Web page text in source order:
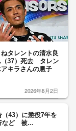
タレントの清水良
（37）死去 タレン
アキラさんの息子
2026年8月2日
43）に懲役7年を
など 被...